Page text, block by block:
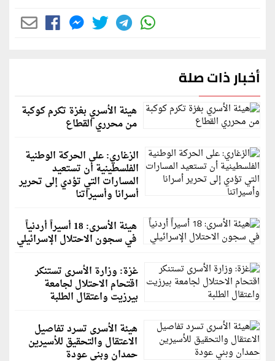
أخبار ذات صلة
هيئة الأسري بغزة تكرم كوكبة
من محرري القطاع
الزغاري: على الحركة الوطنية
الفلسطينية أن تستعيد
المسارات التي تؤدي إلى تحرير
أسرانا وأسيراتنا
هيئة الأسرى: 18 أسيراً أردنياً
في سجون الاحتلال الإسرائيلي
غزة: وزارة الأسرى تستنكر
اقتحام الاحتلال لجامعة
بيرزيت واعتقال الطلبة
هيئة الأسرى تسرد تفاصيل
الاعتقال والتحقيق للأسيرين
حمدان وبني عودة